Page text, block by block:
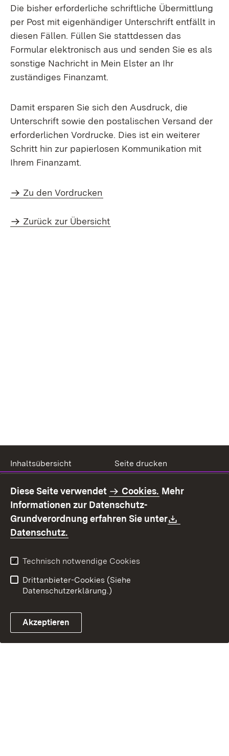
Die bisher erforderliche schriftliche Übermittlung
per Post mit eigenhändiger Unterschrift entfällt in
diesen Fällen. Füllen Sie stattdessen das
Formular elektronisch aus und senden Sie es als
sonstige Nachricht in Mein Elster an Ihr
zuständiges Finanzamt.
Damit ersparen Sie sich den Ausdruck, die
Unterschrift sowie den postalischen Versand der
erforderlichen Vordrucke. Dies ist ein weiterer
Schritt hin zur papierlosen Kommunikation mit
Ihrem Finanzamt.
Zu den Vordrucken
Zurück zur Übersicht
Inhaltsübersicht
Seite drucken
Benutzungshinweise
Erklärung zur
Barrierefreiheit
Kontakt
Fehlerhaften Link melden
Diese Seite verwendet Cookies. Mehr
Informationen zur Datenschutz-
Grundverordnung erfahren Sie unter
Datenschutz.
Technisch notwendige Cookies
Drittanbieter-Cookies (Siehe
Datenschutzerklärung.)
Akzeptieren